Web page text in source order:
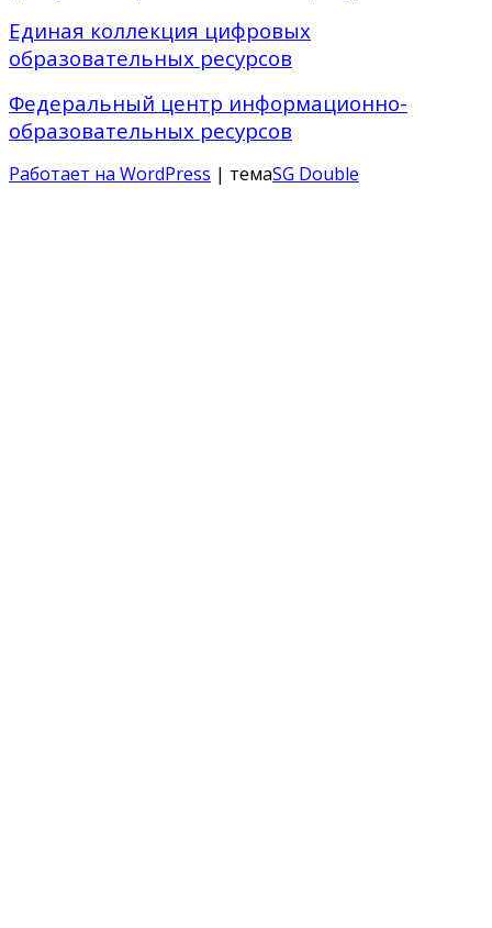
Единая коллекция цифровых
образовательных ресурсов
Федеральный центр информационно-
образовательных ресурсов
Работает на WordPress | темаSG Double